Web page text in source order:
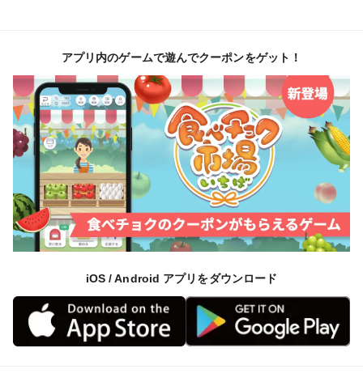
アプリ内のゲームで遊んでクーポンをゲット！
iOS / Android アプリをダウンロード